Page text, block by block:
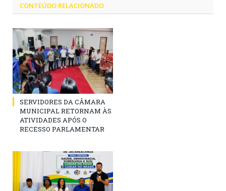
CONTEÚDO RELACIONADO
SERVIDORES DA CÂMARA
MUNICIPAL RETORNAM ÀS
ATIVIDADES APÓS O
RECESSO PARLAMENTAR